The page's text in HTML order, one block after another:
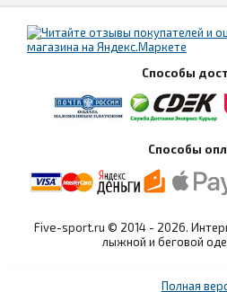
Способы
Способы
Five-sport.ru © 2014 - 2026.
лыжной и беговой
Полная